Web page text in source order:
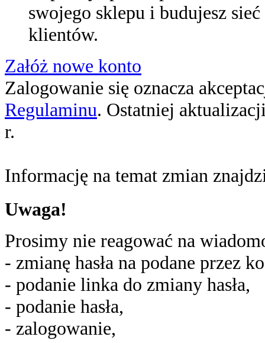
swojego sklepu i budujesz sieć
klientów.
Załóż nowe konto
Zalogowanie się oznacza
Regulaminu. Ostatniej
r.
Informację na temat zmian
Uwaga!
Prosimy nie reagować na
- zmianę hasła na podane przez
- podanie linka do zmiany hasła,
- podanie hasła,
- zalogowanie,